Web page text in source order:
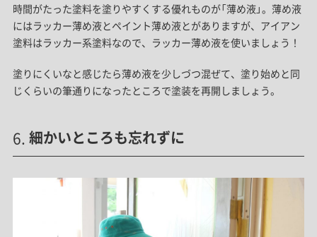
時間がたった塗料を塗りやすくする優れものが「薄め液」。薄め液
にはラッカー薄め液とペイント薄め液とがありますが、アイアン
塗料はラッカー系塗料なので、ラッカー薄め液を使いましょう！
塗りにくいなと感じたら薄め液を少しづつ混ぜて、塗り始めと同
じくらいの筆通りになったところで塗装を再開しましょう。
細かいところも忘れずに